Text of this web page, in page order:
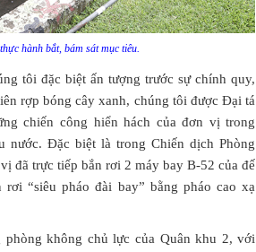
hành bắt, bám sát mục tiêu.
tôi đặc biệt ấn tượng trước sự chính quy,
rợp bóng cây xanh, chúng tôi được Đại tá
chiến công hiển hách của đơn vị trong
nước. Đặc biệt là trong Chiến dịch Phòng
đã trực tiếp bắn rơi 2 máy bay B-52 của đế
“siêu pháo đài bay” bằng pháo cao xạ
không chủ lực của Quân khu 2, với